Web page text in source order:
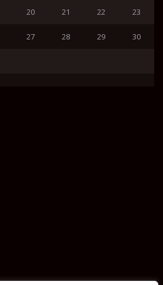
20 21 22 23
27 28 29 30